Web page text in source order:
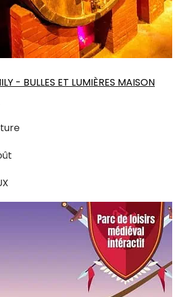
- BULLES ET LUMIÈRES MAISON